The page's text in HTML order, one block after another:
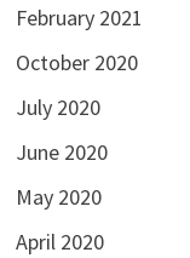
February 2021
October 2020
July 2020
June 2020
May 2020
April 2020